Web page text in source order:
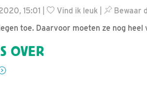
15:01 | Vind ik leuk Bewaar
toe. Daarvoor moeten ze nog heel
OVER